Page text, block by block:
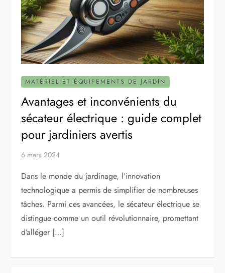
MATÉRIEL ET ÉQUIPEMENTS DE JARDIN
Avantages et inconvénients du
sécateur électrique : guide complet
pour jardiniers avertis
6 mars 2024
Dans le monde du jardinage, l’innovation
technologique a permis de simplifier de nombreuses
tâches. Parmi ces avancées, le sécateur électrique se
distingue comme un outil révolutionnaire, promettant
d’alléger […]